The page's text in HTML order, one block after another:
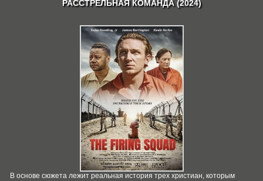
РАССТРЕЛЬНАЯ КОМАНДА (2024)
В основе сюжета лежит реальная история трех христиан, которым